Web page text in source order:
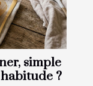
simple
?